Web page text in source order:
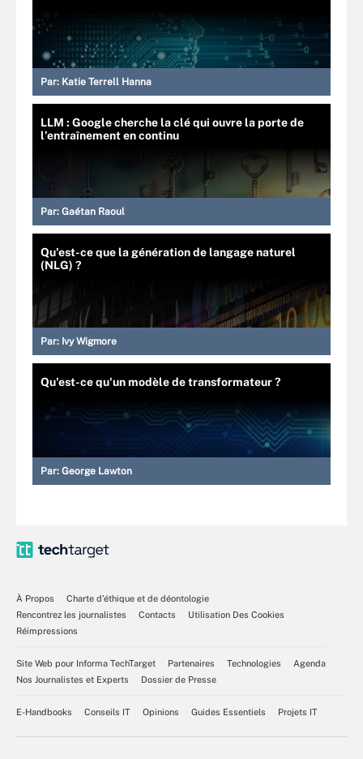
Par: Katie Terrell Hanna
LLM : Google cherche la clé qui ouvre la porte de
l’entraînement en continu
Par: Gaétan Raoul
Qu'est-ce que la génération de langage naturel
(NLG) ?
Par: Ivy Wigmore
Qu'est-ce qu'un modèle de transformateur ?
Par: George Lawton
À Propos
Charte d’éthique et de déontologie
Rencontrez les journalistes
Contacts
Utilisation Des Cookies
Réimpressions
Site Web pour Informa TechTarget Partenaires Technologies
Agenda
Nos Journalistes et Experts
Dossier de Presse
E-Handbooks Conseils IT Opinions Guides Essentiels Projets IT